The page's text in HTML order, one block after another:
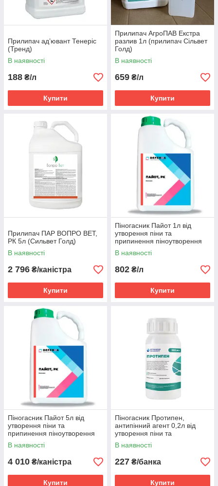
Прилипач ад’ювант Тенеріс
(Тренд)
В наявності
188 ₴/л
Купити
Прилипач АгроПАВ Екстра
разлив 1л (прилипач Сільвет
Голд)
В наявності
659 ₴/л
Купити
Прилипач ПАР ВОПРО ВЕТ,
РК 5л (Сильвет Голд)
В наявності
2 796 ₴/каністра
Купити
Піногасник Пайот 1л від
утворення піни та
припинення піноутворення
В наявності
802 ₴/л
Купити
Піногасник Пайот 5л від
утворення піни та
припинення піноутворення
В наявності
4 010 ₴/каністра
Купити
Піногасник Протипен,
антипінний агент 0,2л від
утворення піни та
припинення піноутворення
В наявності
227 ₴/банка
Купити